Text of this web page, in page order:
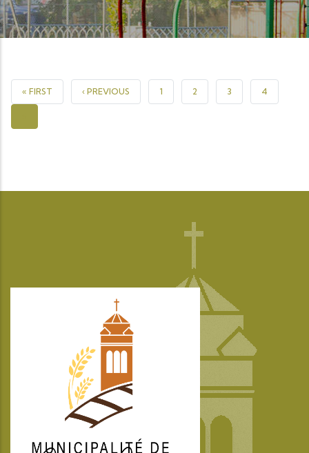
PREMIÈRE PAGE
« FIRST PAGE PRÉCÉDENTE
‹ PREVIOUS PAGE
1 PAGE
2 PAGE
3 PAGE
4